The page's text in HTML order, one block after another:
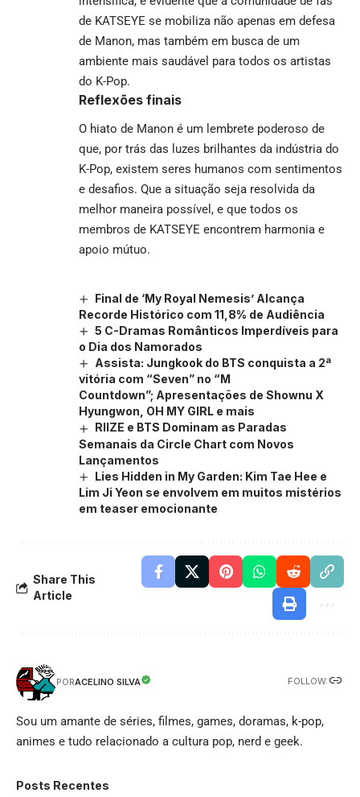
de KATSEYE se mobiliza não apenas em defesa
de Manon, mas também em busca de um
ambiente mais saudável para todos os artistas
do K-Pop.
Reflexões finais
O hiato de Manon é um lembrete poderoso de
que, por trás das luzes brilhantes da indústria do
K-Pop, existem seres humanos com sentimentos
e desafios. Que a situação seja resolvida da
melhor maneira possível, e que todos os
membros de KATSEYE encontrem harmonia e
apoio mútuo.
Final de ‘My Royal Nemesis’ Alcança
Recorde Histórico com 11,8% de Audiência
5 C-Dramas Românticos Imperdíveis para
o Dia dos Namorados
Assista: Jungkook do BTS conquista a 2ª
vitória com “Seven” no “M
Countdown”; Apresentações de Shownu X
Hyungwon, OH MY GIRL e mais
RIIZE e BTS Dominam as Paradas
Semanais da Circle Chart com Novos
Lançamentos
Lies Hidden in My Garden: Kim Tae Hee e
Lim Ji Yeon se envolvem em muitos mistérios
em teaser emocionante
Share This
Article
PORACELINO SILVA FOLLOW:
Sou um amante de séries, filmes, games, doramas, k-pop,
animes e tudo relacionado a cultura pop, nerd e geek.
Posts Recentes